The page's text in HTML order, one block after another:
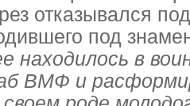
отказывался
под
находилось в
ВМФ и